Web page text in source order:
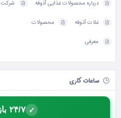
درباره محصولات غذایی آذوقه شرکت
غلات آذوقه محصولات
معرفی
ساعات کاری
✓ ۲۴/۷ باز است